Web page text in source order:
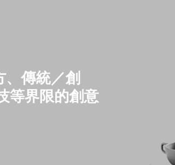
、傳統／創
等界限的創意